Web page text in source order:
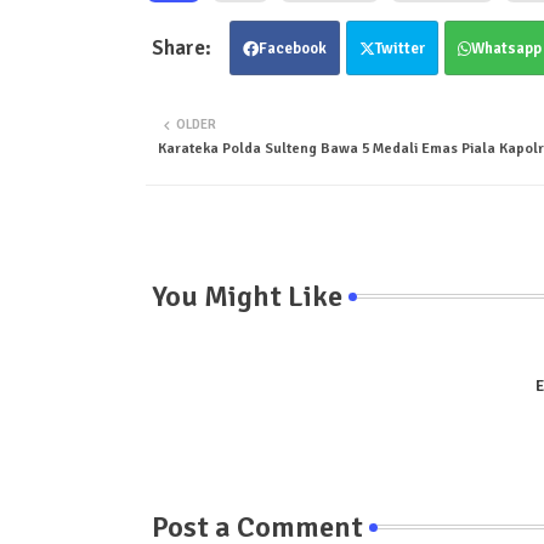
Facebook Twitter Whatsapp
OLDER
Karateka Polda Sulteng Bawa 5 Medali Emas Piala
You Might Like
Post a Comment